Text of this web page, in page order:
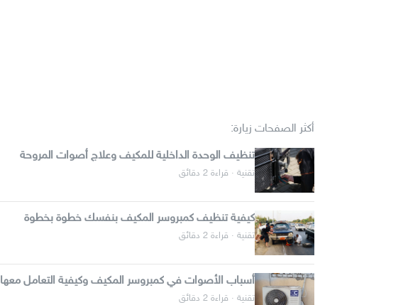
أكثر الصفحات زيارة:
تنظيف الوحدة الداخلية للمكيف وعلاج أصوات المروحة
تقنية · قراءة 2 دقائق
كيفية تنظيف كمبروسر المكيف بنفسك خطوة بخطوة
تقنية · قراءة 2 دقائق
أسباب الأصوات في كمبروسر المكيف وكيفية التعامل معها
تقنية · قراءة 2 دقائق